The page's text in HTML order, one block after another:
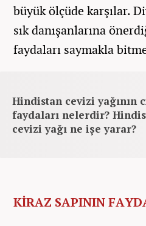
büyük ölçüde karşılar.
sık danışanlarına
faydaları saymakla
Hindistan cevizi yağının
faydaları nelerdir?
cevizi yağı ne işe yarar?
KİRAZ SAPININ